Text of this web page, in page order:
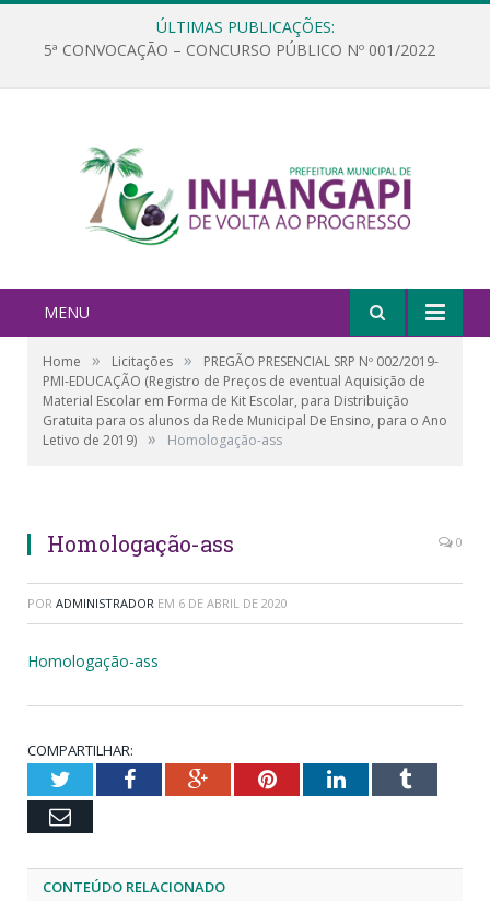
ÚLTIMAS PUBLICAÇÕES:
5ª CONVOCAÇÃO – CONCURSO PÚBLICO Nº 001/2022
MENU
Home » Licitações »
PREGÃO PRESENCIAL SRP Nº 002/2019-
PMI-EDUCAÇÃO (Registro de Preços de eventual Aquisição de
Material Escolar em Forma de Kit Escolar, para Distribuição
Gratuita para os alunos da Rede Municipal De Ensino, para o Ano
Letivo de 2019) » Homologação-ass
Homologação-ass 0
POR ADMINISTRADOR EM 6 DE ABRIL DE 2020
Homologação-ass
COMPARTILHAR:
TwitterFacebookGoogle+PinterestLinkedInTumblr
Email
CONTEÚDO RELACIONADO